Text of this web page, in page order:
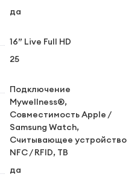
да
16” Live Full HD
25
Подключение
Mywellness®,
Совместимость Apple /
Samsung Watch,
Считывающее устройство
NFC / RFID, ТВ
да